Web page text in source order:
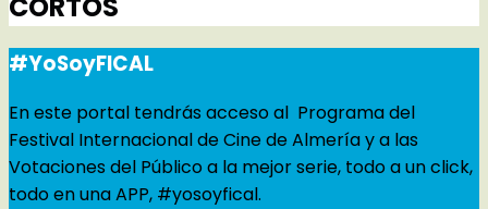
#YoSoyFICAL
En este portal tendrás acceso al Programa del
Festival Internacional de Cine de Almería y a las
Votaciones del Público a la mejor serie, todo a un click,
todo en una APP, #yosoyfical.